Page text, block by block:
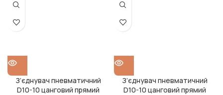
З’єднувач пневматичний
D10-10 цанговий прямий
З’єднувач пневматичний
D10-10 цанговий прямий